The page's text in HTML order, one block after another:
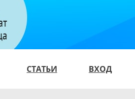
СТАТЬИ ВХОД